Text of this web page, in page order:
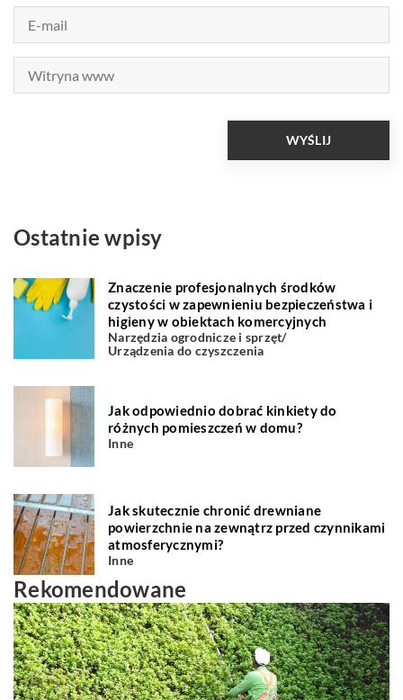
Ostatnie wpisy
Znaczenie profesjonalnych środków
czystości w zapewnieniu bezpieczeństwa i
higieny w obiektach komercyjnych
Narzędzia ogrodnicze i sprzęt/
Urządzenia do czyszczenia
Jak odpowiednio dobrać kinkiety do
różnych pomieszczeń w domu?
Inne
Jak skutecznie chronić drewniane
powierzchnie na zewnątrz przed czynnikami
atmosferycznymi?
Inne
Rekomendowane